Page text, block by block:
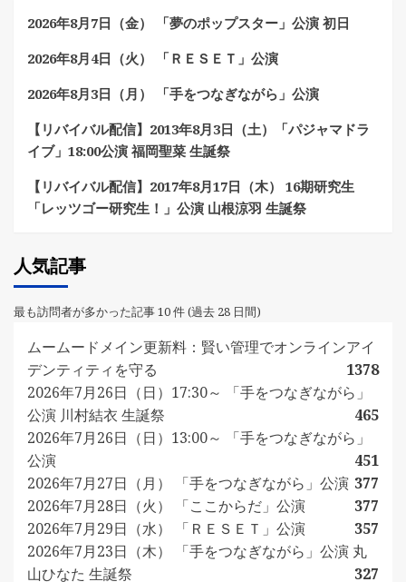
2026年8月7日（金） 「夢のポップスター」公演 初日
2026年8月4日（火） 「ＲＥＳＥＴ」公演
2026年8月3日（月） 「手をつなぎながら」公演
【リバイバル配信】2013年8月3日（土）「パジャマドラ
イブ」18:00公演 福岡聖菜 生誕祭
【リバイバル配信】2017年8月17日（木） 16期研究生
「レッツゴー研究生！」公演 山根涼羽 生誕祭
人気記事
最も訪問者が多かった記事 10 件 (過去 28 日間)
ムームードメイン更新料：賢い管理でオンラインアイ
デンティティを守る
1378
2026年7月26日（日）17:30～ 「手をつなぎながら」
公演 川村結衣 生誕祭
465
2026年7月26日（日）13:00～ 「手をつなぎながら」
公演
451
2026年7月27日（月） 「手をつなぎながら」公演 377
2026年7月28日（火） 「ここからだ」公演
377
2026年7月29日（水） 「ＲＥＳＥＴ」公演
357
2026年7月23日（木） 「手をつなぎながら」公演 丸
山ひなた 生誕祭
327